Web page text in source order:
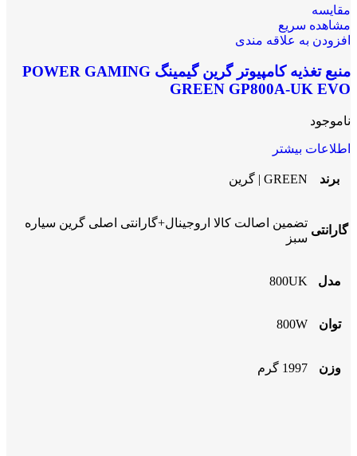
مقایسه
مشاهده سریع
افزودن به علاقه مندی
منبع تغذیه کامپیوتر گرین گیمینگ POWER GAMING
GREEN GP800A-UK EVO
ناموجود
اطلاعات بیشتر
برند GREEN | گرین
گارانتی
تضمین اصالت کالا اروجینال+گارانتی اصلی گرین سیاره
سبز
مدل 800UK
توان 800W
وزن 1997 گرم